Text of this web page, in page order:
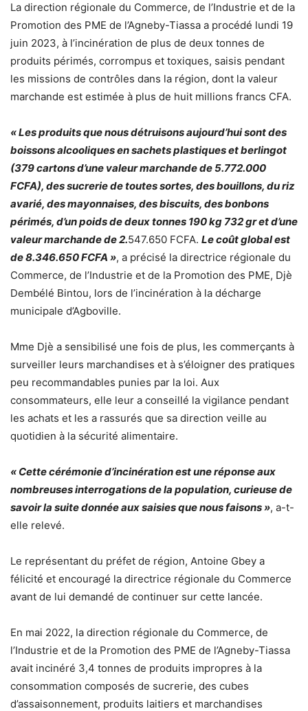
La direction régionale du Commerce, de l’Industrie et de la
Promotion des PME de l’Agneby-Tiassa a procédé lundi 19
juin 2023, à l’incinération de plus de deux tonnes de
produits périmés, corrompus et toxiques, saisis pendant
les missions de contrôles dans la région, dont la valeur
marchande est estimée à plus de huit millions francs CFA.
« Les produits que nous détruisons aujourd’hui sont des
boissons alcooliques en sachets plastiques et berlingot
(379 cartons d’une valeur marchande de 5.772.000
FCFA), des sucrerie de toutes sortes, des bouillons, du riz
avarié, des mayonnaises, des biscuits, des bonbons
périmés, d’un poids de deux tonnes 190 kg 732 gr et d’une
valeur marchande de 2.547.650 FCFA. Le coût global est
de 8.346.650 FCFA », a précisé la directrice régionale du
Commerce, de l’Industrie et de la Promotion des PME, Djè
Dembélé Bintou, lors de l’incinération à la décharge
municipale d’Agboville.
Mme Djè a sensibilisé une fois de plus, les commerçants à
surveiller leurs marchandises et à s’éloigner des pratiques
peu recommandables punies par la loi. Aux
consommateurs, elle leur a conseillé la vigilance pendant
les achats et les a rassurés que sa direction veille au
quotidien à la sécurité alimentaire.
« Cette cérémonie d’incinération est une réponse aux
nombreuses interrogations de la population, curieuse de
savoir la suite donnée aux saisies que nous faisons », a-t-
elle relevé.
Le représentant du préfet de région, Antoine Gbey a
félicité et encouragé la directrice régionale du Commerce
avant de lui demandé de continuer sur cette lancée.
En mai 2022, la direction régionale du Commerce, de
l’Industrie et de la Promotion des PME de l’Agneby-Tiassa
avait incinéré 3,4 tonnes de produits impropres à la
consommation composés de sucrerie, des cubes
d’assaisonnement, produits laitiers et marchandises